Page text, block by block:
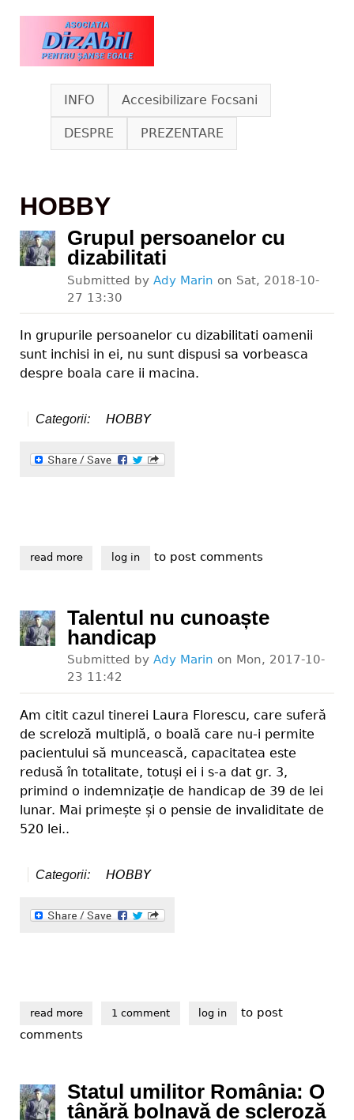
Skip to main content
www.dizabil.eu
INFO Accesibilizare Focsani
DESPRE PREZENTARE
HOBBY
Grupul persoanelor cu
dizabilitati
Submitted by Ady Marin on Sat, 2018-10-
27 13:30
In grupurile persoanelor cu dizabilitati oamenii
sunt inchisi in ei, nu sunt dispusi sa vorbeasca
despre boala care ii macina.
Categorii: HOBBY
read moreabout grupul persoanelor cu dizabilitati
log in to post comments
Talentul nu cunoaște
handicap
Submitted by Ady Marin on Mon, 2017-10-
23 11:42
Am citit cazul tinerei Laura Florescu, care suferă
de screloză multiplă, o boală care nu-i permite
pacientului să muncească, capacitatea este
redusă în totalitate, totuși ei i s-a dat gr. 3,
primind o indemnizație de handicap de 39 de lei
lunar. Mai primește și o pensie de invaliditate de
520 lei..
Categorii: HOBBY
read moreabout talentul nu cunoaște handicap
1 comment log in
to post
comments
Statul umilitor România: O
tânără bolnavă de scleroză